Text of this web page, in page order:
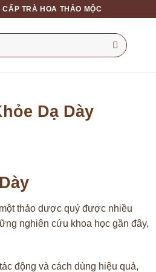
TRÀ HOA THẢO MỘC
Dạ Dày
thảo dược quý được nhiều
nghiên cứu khoa học gần đây,
động và cách dùng hiệu quả,